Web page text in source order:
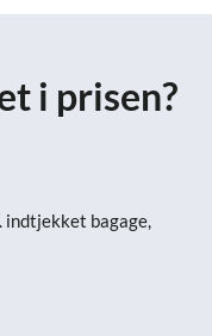
i prisen?
indtjekket bagage,